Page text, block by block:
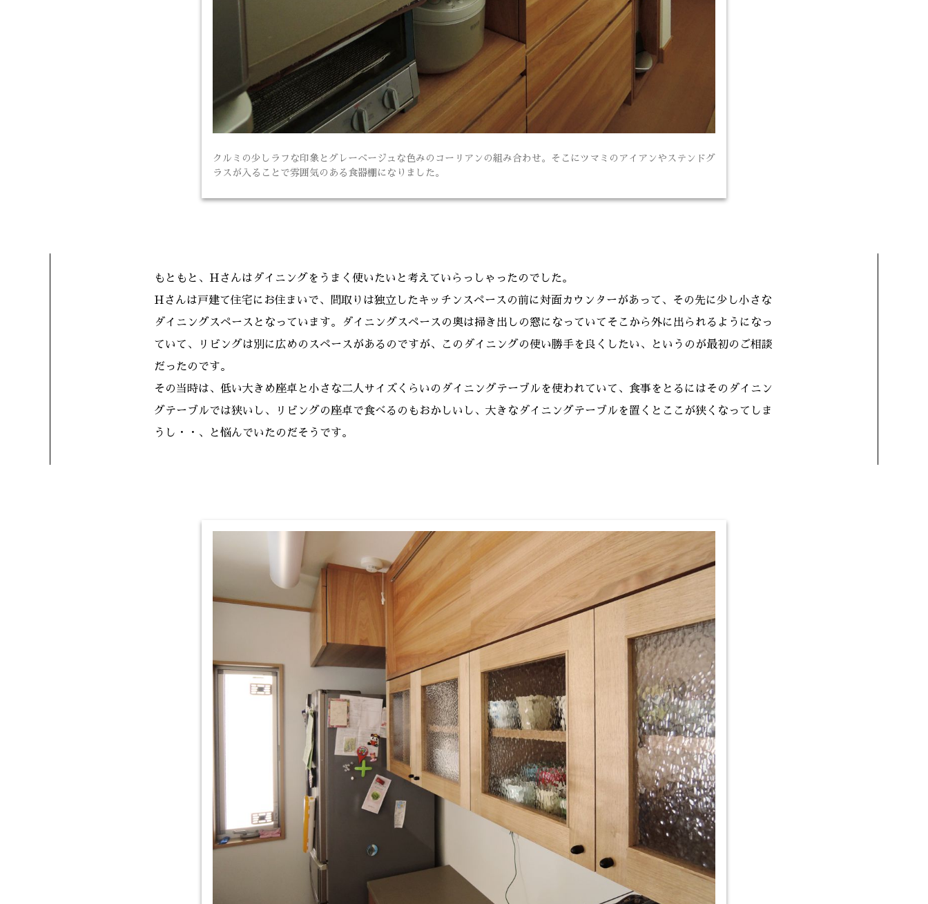
クルミの少しラフな印象とグレーベージュな色みのコーリアンの組み合わせ。そこにツマミのアイアンやステンドグ
ラスが入ることで雰囲気のある食器棚になりました。
もともと、Hさんはダイニングをうまく使いたいと考えていらっしゃったのでした。
Hさんは戸建て住宅にお住まいで、間取りは独立したキッチンスペースの前に対面カウンターがあって、その先に少し小さな
ダイニングスペースとなっています。ダイニングスペースの奥は掃き出しの窓になっていてそこから外に出られるようになっ
ていて、リビングは別に広めのスペースがあるのですが、このダイニングの使い勝手を良くしたい、というのが最初のご相談
だったのです。
その当時は、低い大きめ座卓と小さな二人サイズくらいのダイニングテーブルを使われていて、食事をとるにはそのダイニン
グテーブルでは狭いし、リビングの座卓で食べるのもおかしいし、大きなダイニングテーブルを置くとここが狭くなってしま
うし・・、と悩んでいたのだそうです。